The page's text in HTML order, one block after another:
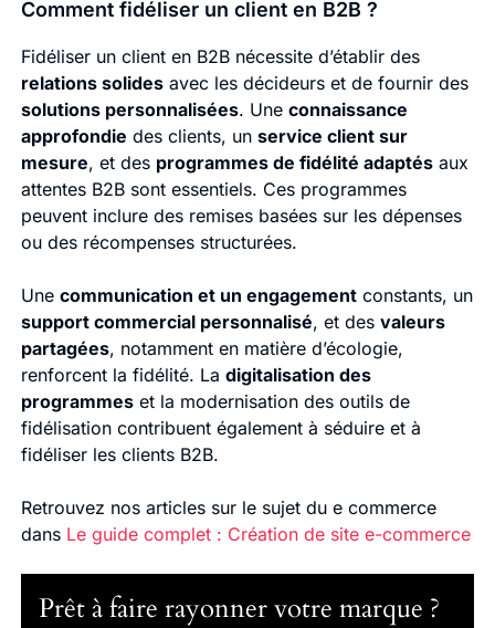
Comment fidéliser un client en B2B ?
Fidéliser un client en B2B nécessite d’établir des
relations solidesavec les décideurs et de fournir des
solutions personnalisées. Une connaissance
approfondie des clients, un service client sur
mesure, et des programmes de fidélité adaptésaux
attentes B2B sont essentiels. Ces programmes
peuvent inclure des remises basées sur les dépenses
ou des récompenses structurées.
Une communication et un engagementconstants, un
support commercial personnalisé, et des valeurs
partagées, notamment en matière d’écologie,
renforcent la fidélité. La digitalisation des
programmeset la modernisation des outils de
fidélisation contribuent également à séduire et à
fidéliser les clients B2B.
Retrouvez nos articles sur le sujet du e commerce
dans Le guide complet : Création de site e-commerce
Prêt à faire rayonner votre marque ?